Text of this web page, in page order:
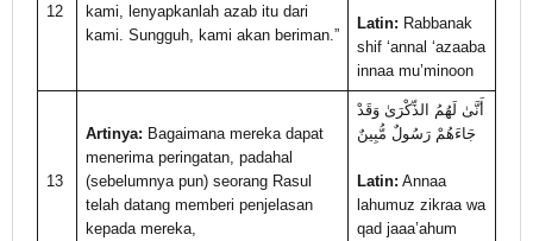
12
kami, lenyapkanlah azab itu dari
kami. Sungguh, kami akan beriman.”
Latin: Rabbanak
shif ‘annal ‘azaaba
innaa mu’minoon
13
Artinya: Bagaimana mereka dapat
menerima peringatan, padahal
(sebelumnya pun) seorang Rasul
telah datang memberi penjelasan
kepada mereka,
أَنَّىٰ لَهُمُ الذِّكْرَىٰ وَقَدْ
جَاءَهُمْ رَسُولٌ مُّبِينٌ
Latin: Annaa
lahumuz zikraa wa
qad jaaa’ahum